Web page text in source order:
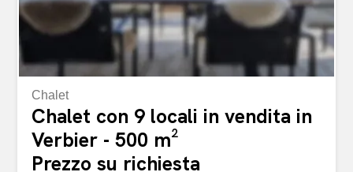
condominiale, ideale per godersi la vita all'aria aperta in
un contesto tranquillo. Situata sulle alture di...
Chalet
Chalet con 9 locali in vendita in
Verbier - 500 m²
Prezzo su richiesta